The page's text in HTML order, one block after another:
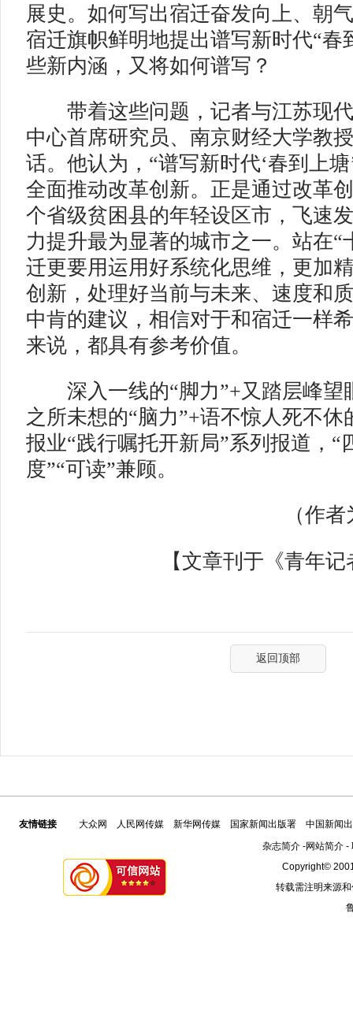
展史。如何写出宿迁奋发向上、朝
宿迁旗帜鲜明地提出谱写新时代“春
些新内涵，又将如何谱写？
带着这些问题，记者与江苏现代
中心首席研究员、南京财经大学教
话。他认为，“谱写新时代‘春到上
全面推动改革创新。正是通过改革
个省级贫困县的年轻设区市，飞速
力提升最为显著的城市之一。站在“
迁更要用运用好系统化思维，更加
创新，处理好当前与未来、速度和
中肯的建议，相信对于和宿迁一样
来说，都具有参考价值。
深入一线的“脚力”+又踏层峰望
之所未想的“脑力”+语不惊人死不休
报业“践行嘱托开新局”系列报道，“
度”“可读”兼顾。
（作者为
【文章刊于《青年记
返回顶部
友情链接 大众网 人民网传媒 新华网传媒 国家新闻出版署
中国新闻
杂志简介-网站简介-
Copyright©
转载需注明来源